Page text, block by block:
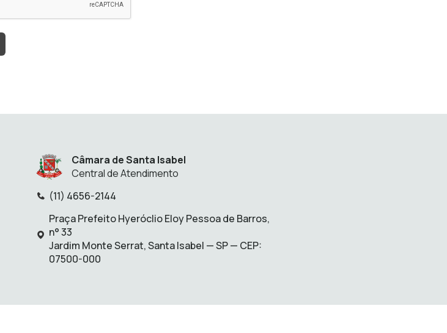
Câmara de Santa Isabel
Central de Atendimento
Telefone:(11) 4656-2144
Endereço:
Praça Prefeito Hyeróclio Eloy Pessoa de Barros,
n° 33
Jardim Monte Serrat, Santa Isabel — SP — CEP:
07500-000